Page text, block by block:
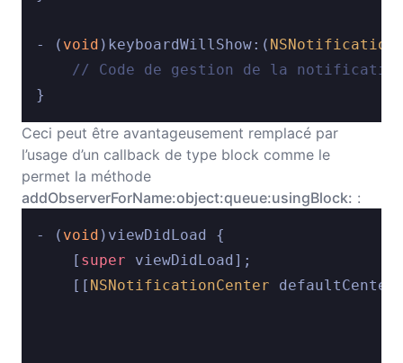
- ( void )keyboardWillShow:( NSNotification
// Code de gestion de la
Ceci peut être avantageusement remplacé par
l’usage d’un callback de type block comme le
permet la méthode
addObserverForName:object:queue:usingBlock: :
- ( void )viewDidLoad {
    [
super viewDidLoad];
    [[
NSNotificationCenter defaultCenter]